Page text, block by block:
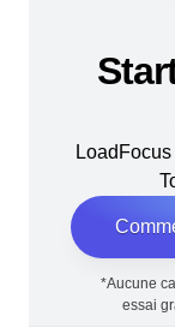
*Aucune
essai